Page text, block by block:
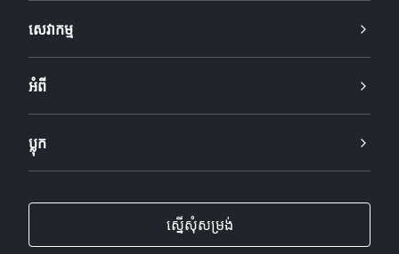
សេវាកម្ម
អំពី
ប្លុក
ស្នើសុំសម្រង់